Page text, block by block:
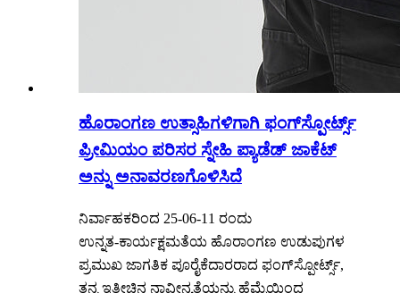
ಹೊರಾಂಗಣ ಉತ್ಸಾಹಿಗಳಿಗಾಗಿ ಫಂಗ್‌ಸ್ಪೋರ್ಟ್ಸ್
ಪ್ರೀಮಿಯಂ ಪರಿಸರ ಸ್ನೇಹಿ ಪ್ಯಾಡೆಡ್ ಜಾಕೆಟ್
ಅನ್ನು ಅನಾವರಣಗೊಳಿಸಿದೆ
ನಿರ್ವಾಹಕರಿಂದ 25-06-11 ರಂದು
ಉನ್ನತ-ಕಾರ್ಯಕ್ಷಮತೆಯ ಹೊರಾಂಗಣ ಉಡುಪುಗಳ
ಪ್ರಮುಖ ಜಾಗತಿಕ ಪೂರೈಕೆದಾರರಾದ ಫಂಗ್‌ಸ್ಪೋರ್ಟ್ಸ್,
ತನ್ನ ಇತ್ತೀಚಿನ ನಾವೀನ್ಯತೆಯನ್ನು ಹೆಮ್ಮೆಯಿಂದ